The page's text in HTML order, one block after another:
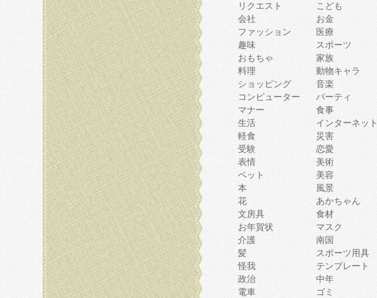
リクエスト こども
会社
お金
ファッション
医療
趣味
スポーツ
おもちゃ
家族
料理
動物キャラ
ショッピング
音楽
コンピューター
パーティ
マナー
食事
生活
インターネット
軽食
災害
受験
恋愛
表情
美術
ペット
美容
本
風景
花
あかちゃん
文房具
食材
お年賀状
マスク
介護
南国
髪
スポーツ用具
怪我
テンプレート
政治
中年
電車
ゴミ